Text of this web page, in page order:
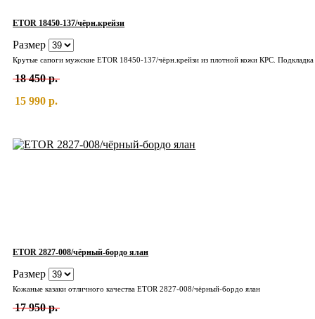
ETOR 18450-137/чёрн.крейзи
Размер
18 450 р.
15 990 р.
ETOR 2827-008/чёрный-бордо ялан
Размер
Кожаные казаки отличного качества ETOR 2827-008/чёрный-бордо ялан
17 950 р.